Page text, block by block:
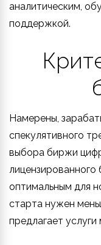
аналитическим,
поддержкой.
Намерены,
спекулятивного
выбора биржи
лицензированного
оптимальным для
старта нужен
предлагает